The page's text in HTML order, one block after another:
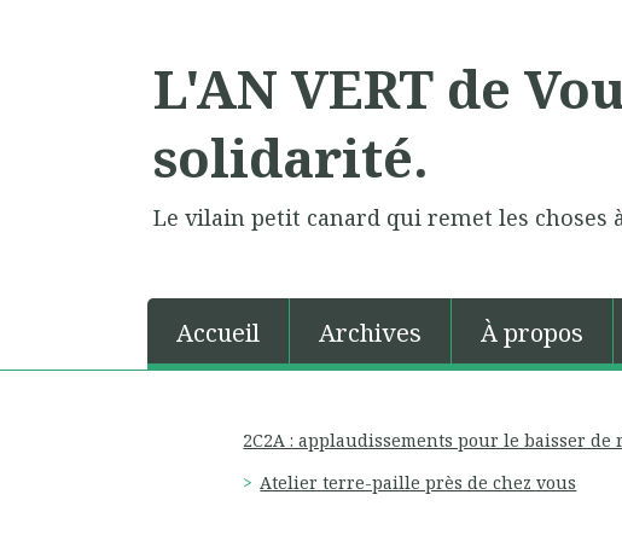
L'AN VERT de
solidarité.
Le vilain petit canard qui remet les choses
Accueil Archives À propos
2C2A : applaudissements pour le baisser de
Atelier terre-paille près de chez vous